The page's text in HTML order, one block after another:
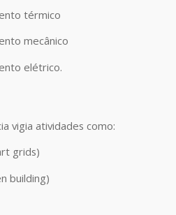
térmico
mecânico
elétrico.
vigia atividades como:
grids)
building)